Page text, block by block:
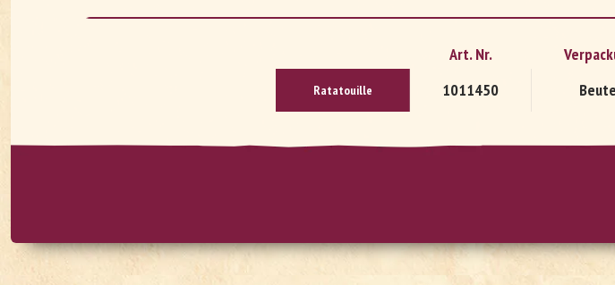
Art. Nr.
Rata­touille 1011450